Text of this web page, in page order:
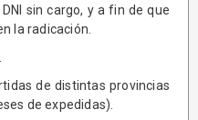
sin cargo, y a fin de que
la radicación.
de distintas provincias
de expedidas).